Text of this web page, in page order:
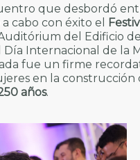
que desbordó
cabo con éxito el
del Edificio de
Internacional de la
fue un firme
en la
años.